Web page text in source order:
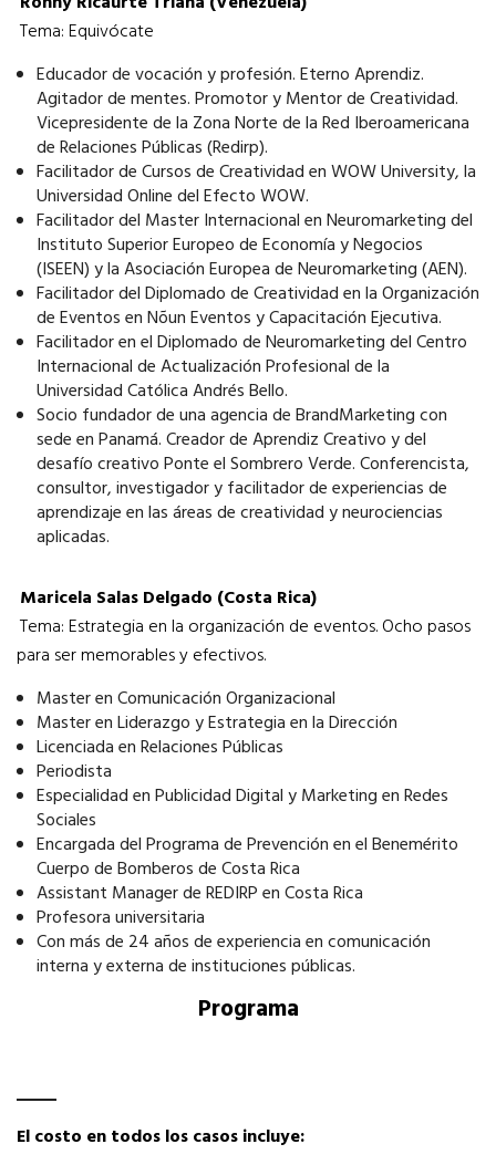
Tema: Equivócate
Educador de vocación y profesión. Eterno Aprendiz.
Agitador de mentes. Promotor y Mentor de Creatividad.
Vicepresidente de la Zona Norte de la Red Iberoamericana
de Relaciones Públicas (Redirp).
Facilitador de Cursos de Creatividad en WOW University, la
Universidad Online del Efecto WOW.
Facilitador del Master Internacional en Neuromarketing del
Instituto Superior Europeo de Economía y Negocios
(ISEEN) y la Asociación Europea de Neuromarketing (AEN).
Facilitador del Diplomado de Creatividad en la Organización
de Eventos en Nõun Eventos y Capacitación Ejecutiva.
Facilitador en el Diplomado de Neuromarketing del Centro
Internacional de Actualización Profesional de la
Universidad Católica Andrés Bello.
Socio fundador de una agencia de BrandMarketing con
sede en Panamá. Creador de Aprendiz Creativo y del
desafío creativo Ponte el Sombrero Verde. Conferencista,
consultor, investigador y facilitador de experiencias de
aprendizaje en las áreas de creatividad y neurociencias
aplicadas.
Maricela Salas Delgado (Costa Rica)
Tema: Estrategia en la organización de eventos. Ocho pasos
para ser memorables y efectivos.
Master en Comunicación Organizacional
Master en Liderazgo y Estrategia en la Dirección
Licenciada en Relaciones Públicas
Periodista
Especialidad en Publicidad Digital y Marketing en Redes
Sociales
Encargada del Programa de Prevención en el Benemérito
Cuerpo de Bomberos de Costa Rica
Assistant Manager de REDIRP en Costa Rica
Profesora universitaria
Con más de 24 años de experiencia en comunicación
interna y externa de instituciones públicas.
Programa
El costo en todos los casos incluye: